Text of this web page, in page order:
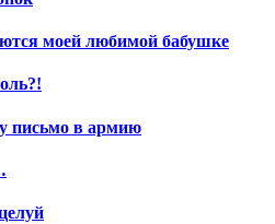
моей любимой бабушке
письмо в армию